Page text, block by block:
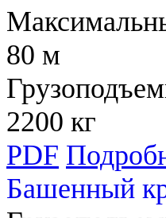
80 м
2200 кг
PDF
Башенный